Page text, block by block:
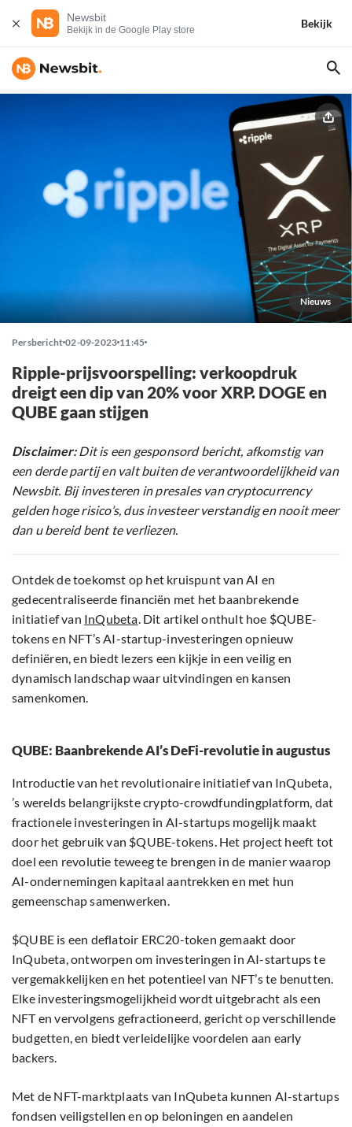
Newsbit
Bekijk in de Google Play store
Bekijk
Nieuws
Persbericht 02-09-2023 11:45
Ripple-prijsvoorspelling: verkoopdruk
dreigt een dip van 20% voor XRP. DOGE en
QUBE gaan stijgen
Disclaimer:Dit is een gesponsord bericht, afkomstig van
een derde partij en valt buiten de verantwoordelijkheid van
Newsbit. Bij investeren in presales van cryptocurrency
gelden hoge risico’s, dus investeer verstandig en nooit meer
dan u bereid bent te verliezen.
Ontdek de toekomst op het kruispunt van AI en
gedecentraliseerde financiën met het baanbrekende
initiatief van InQubeta. Dit artikel onthult hoe $QUBE-
tokens en NFT’s AI-startup-investeringen opnieuw
definiëren, en biedt lezers een kijkje in een veilig en
dynamisch landschap waar uitvindingen en kansen
samenkomen.
QUBE: Baanbrekende AI’s DeFi-revolutie in augustus
Introductie van het revolutionaire initiatief van InQubeta,
’s werelds belangrijkste crypto-crowdfundingplatform, dat
fractionele investeringen in AI-startups mogelijk maakt
door het gebruik van $QUBE-tokens. Het project heeft tot
doel een revolutie teweeg te brengen in de manier waarop
AI-ondernemingen kapitaal aantrekken en met hun
gemeenschap samenwerken.
$QUBE is een deflatoir ERC20-token gemaakt door
InQubeta, ontworpen om investeringen in AI-startups te
vergemakkelijken en het potentieel van NFT’s te benutten.
Elke investeringsmogelijkheid wordt uitgebracht als een
NFT en vervolgens gefractioneerd, gericht op verschillende
budgetten, en biedt verleidelijke voordelen aan early
backers.
Met de NFT-marktplaats van InQubeta kunnen AI-startups
fondsen veiligstellen en op beloningen en aandelen